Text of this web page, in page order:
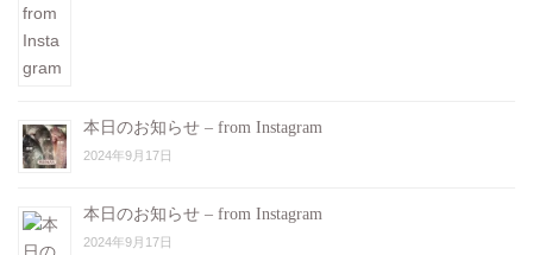
本日のお知らせ – from Instagram
2024年9月17日
本日のお知らせ – from Instagram
2024年9月17日